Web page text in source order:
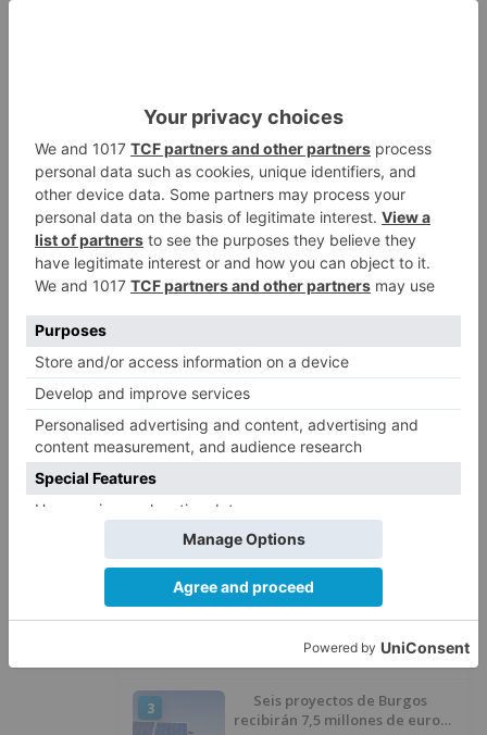
Ayuntamiento ha organizado otras actividades
como Visitas al bosque de Villafría y los Paseos
por el Cinturón y el Humedal de Fuentes
Blancas.
mundial
LO + VISTO
1
Un incendio intencionado
calcina el tobogán del parque
infantil del Barrio del Pilar de
Burgos
3
Seis proyectos de Burgos
recibirán 7,5 millones de euros